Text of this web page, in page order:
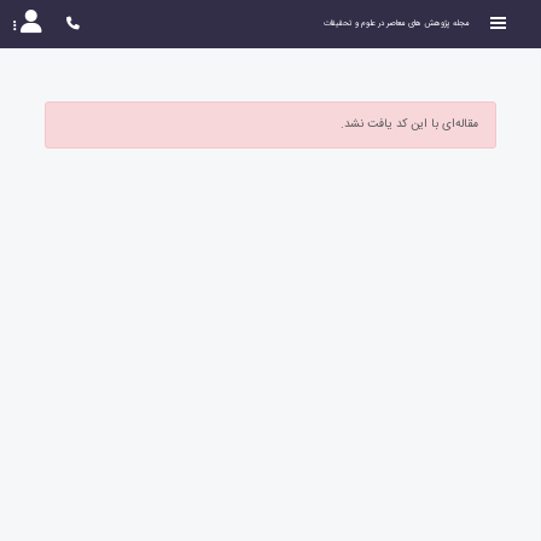
مجله پژوهش های معاصر در علوم و تحقیقات
مقاله‌ای با این کد یافت نشد.